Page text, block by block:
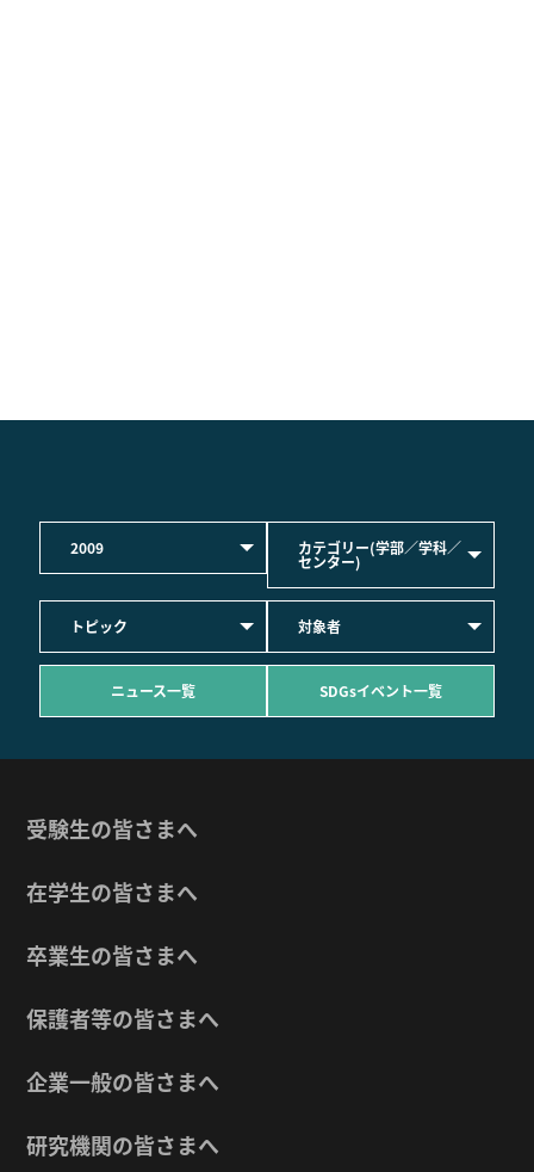
2009 カテゴリー(学部／学科／
センター)
トピック 対象者
ニュース一覧 SDGsイベント一覧
受験生の皆さまへ
在学生の皆さまへ
卒業生の皆さまへ
保護者等の皆さまへ
企業一般の皆さまへ
研究機関の皆さまへ